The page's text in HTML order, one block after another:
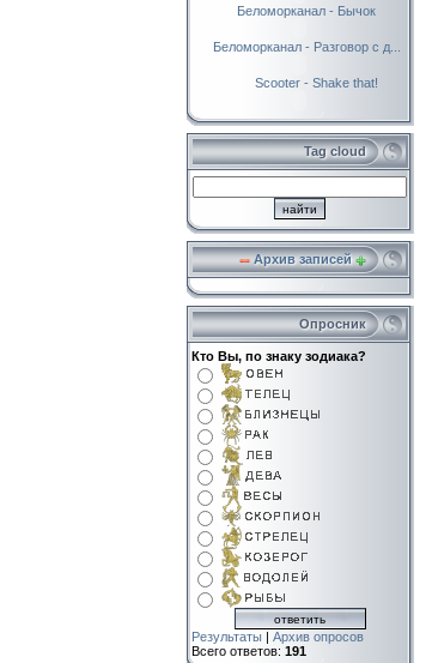
Беломорканал - Бычок
Беломорканал - Разговор с д...
Scooter - Shake that!
Tag cloud
Архив записей
Опросник
Кто Вы, по знаку зодиака?
Результаты | Архив опросов
Всего ответов: 191